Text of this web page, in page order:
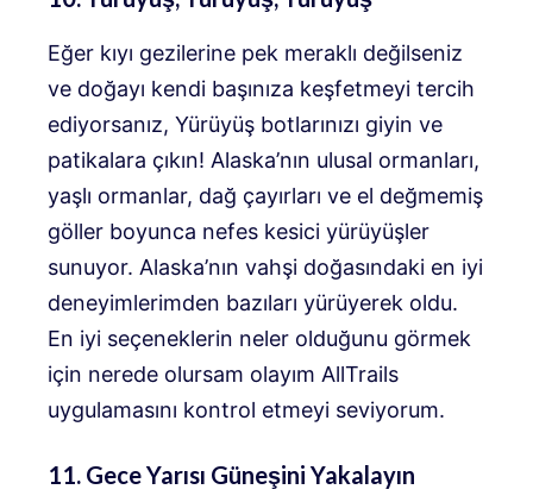
Eğer kıyı gezilerine pek meraklı değilseniz
ve doğayı kendi başınıza keşfetmeyi tercih
ediyorsanız, Yürüyüş botlarınızı giyin ve
patikalara çıkın! Alaska’nın ulusal ormanları,
yaşlı ormanlar, dağ çayırları ve el değmemiş
göller boyunca nefes kesici yürüyüşler
sunuyor. Alaska’nın vahşi doğasındaki en iyi
deneyimlerimden bazıları yürüyerek oldu.
En iyi seçeneklerin neler olduğunu görmek
için nerede olursam olayım AllTrails
uygulamasını kontrol etmeyi seviyorum.
11. Gece Yarısı Güneşini Yakalayın